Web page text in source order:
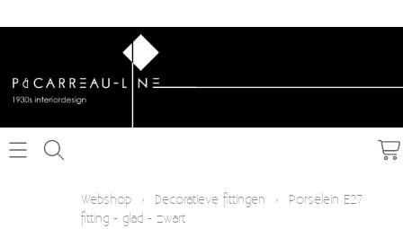
Webshop › Decoratieve fittingen ›
Porselein E27
fitting - glad - zwart